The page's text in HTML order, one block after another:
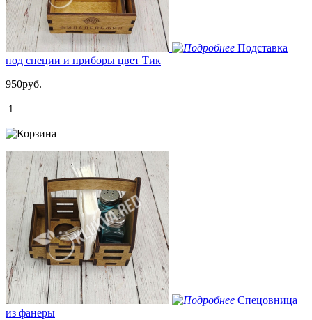
Подставка
под специи и приборы цвет Тик
950руб.
Спецовница
из фанеры